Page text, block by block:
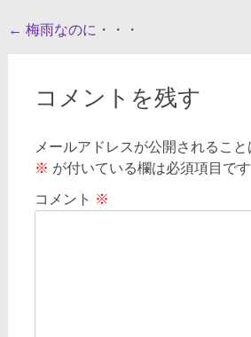
投
← 梅雨なのに・・・
コメントを残す
メールアドレスが公開されること
※ が付いている欄は必須項目です
コメント ※